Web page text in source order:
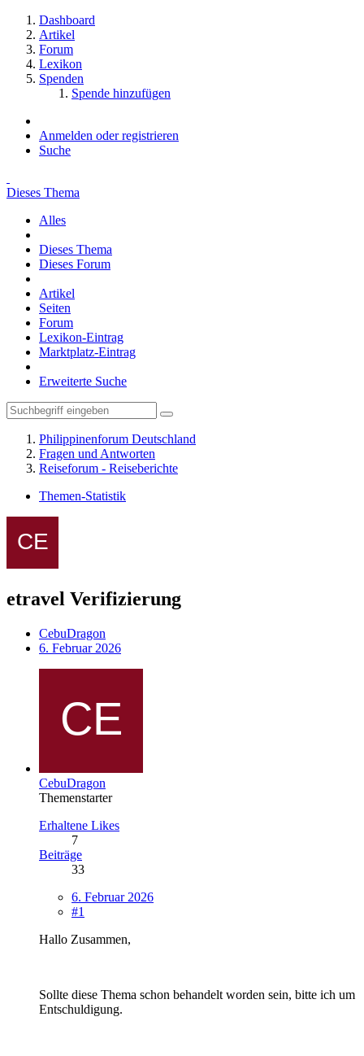
Dashboard
Artikel
Forum
Lexikon
Spenden
Spende hinzufügen
Anmelden oder registrieren
Suche
Dieses Thema
Alles
Dieses Thema
Dieses Forum
Artikel
Seiten
Forum
Lexikon-Eintrag
Marktplatz-Eintrag
Erweiterte Suche
Philippinenforum Deutschland
Fragen und Antworten
Reiseforum - Reiseberichte
Themen-Statistik
etravel Verifizierung
CebuDragon
6. Februar 2026
CebuDragon
Themenstarter
Erhaltene Likes
7
Beiträge
33
6. Februar 2026
#1
Hallo Zusammen,
Sollte diese Thema schon behandelt worden sein, bitte ich um
Entschuldigung.